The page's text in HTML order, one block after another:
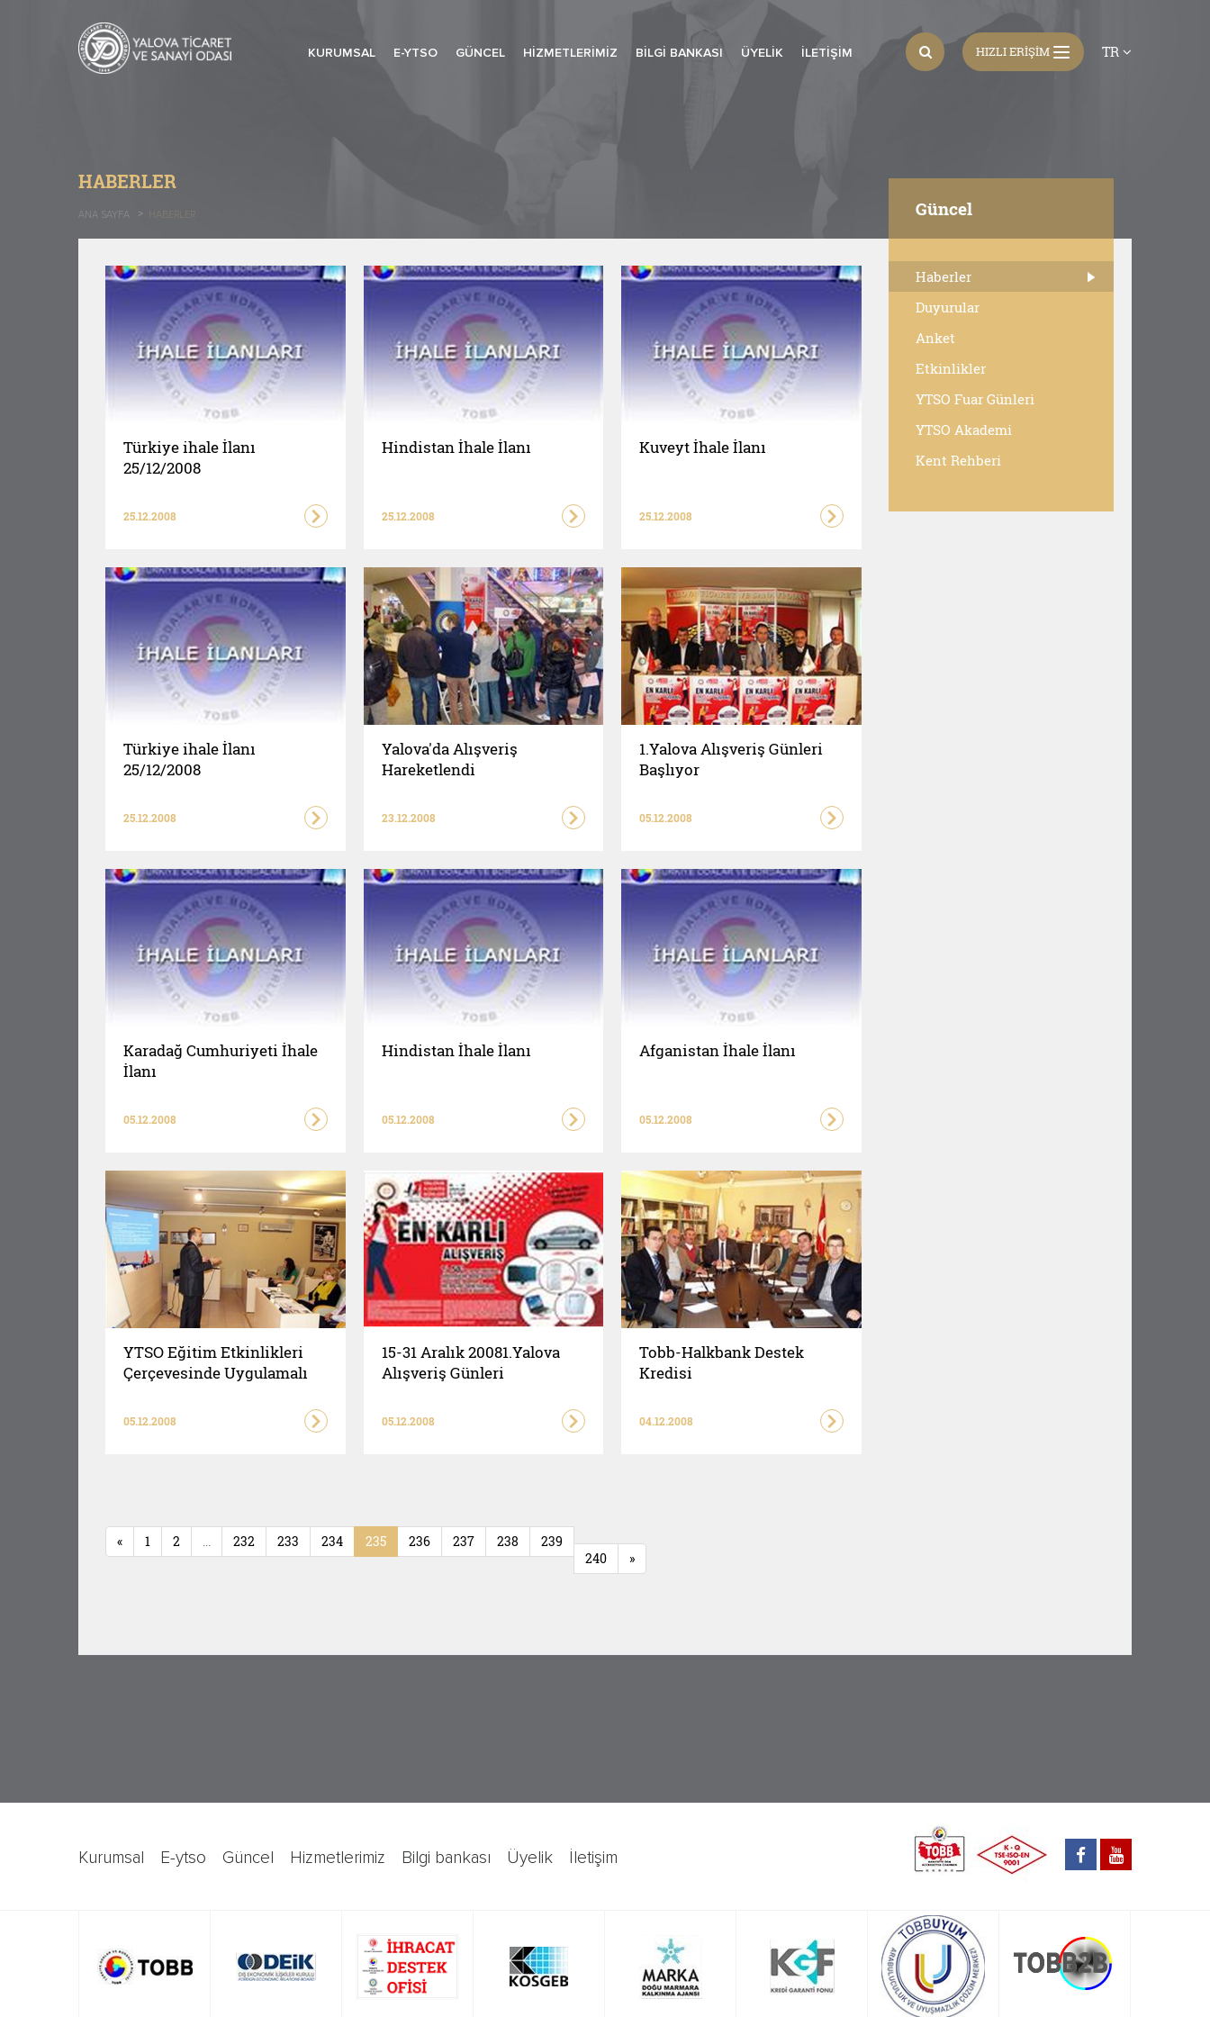
KURUMSAL E-YTSO GÜNCEL HIZMETLERIMIZ BILGI BANKASI ÜYELIK İLETIŞIM TR
HIZLI ERİŞİM
HABERLER
ANA SAYFA HABERLER
Türkiye ihale İlanı
25/12/2008
25.12.2008
Hindistan İhale İlanı
25.12.2008
Kuveyt İhale İlanı
25.12.2008
Türkiye ihale İlanı
25/12/2008
25.12.2008
Yalova'da Alışveriş
Hareketlendi
23.12.2008
1.Yalova Alışveriş Günleri
Başlıyor
05.12.2008
Karadağ Cumhuriyeti İhale
İlanı
05.12.2008
Hindistan İhale İlanı
05.12.2008
Afganistan İhale İlanı
05.12.2008
YTSO Eğitim Etkinlikleri
Çerçevesinde Uygulamalı
05.12.2008
15-31 Aralık 20081.Yalova
Alışveriş Günleri
05.12.2008
Tobb-Halkbank Destek
Kredisi
04.12.2008
« 1 2 ... 232 233 234 235 236 237 238
239
240
»
Güncel
Haberler
Duyurular
Anket
Etkinlikler
YTSO Fuar Günleri
YTSO Akademi
Kent Rehberi
kurumsal e-ytso güncel hizmetlerimiz bilgi bankası üyelik i̇letişim